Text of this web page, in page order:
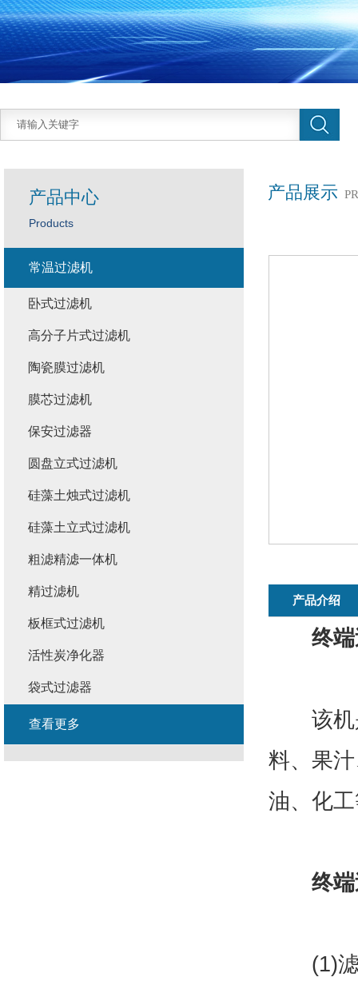
产品展示
产品介绍
终
该机是
料、果
油、化
终
(1)滤
产品中心
Products
常温过滤机
卧式过滤机
高分子片式过滤机
陶瓷膜过滤机
膜芯过滤机
保安过滤器
圆盘立式过滤机
硅藻土烛式过滤机
硅藻土立式过滤机
粗滤精滤一体机
精过滤机
板框式过滤机
活性炭净化器
袋式过滤器
查看更多